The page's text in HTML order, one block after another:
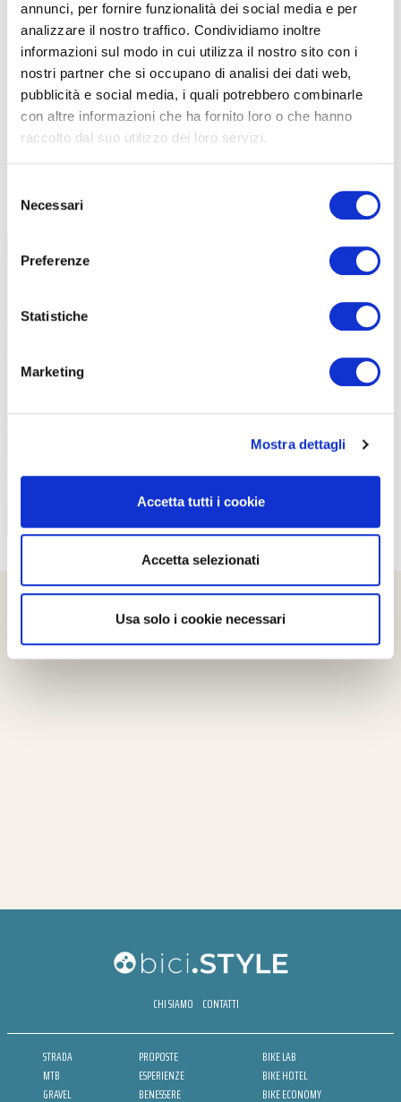
annunci, per fornire funzionalità dei social media e per
analizzare il nostro traffico. Condividiamo inoltre
informazioni sul modo in cui utilizza il nostro sito con i
nostri partner che si occupano di analisi dei dati web,
pubblicità e social media, i quali potrebbero combinarle
con altre informazioni che ha fornito loro o che hanno
raccolto dal suo utilizzo dei loro servizi.
delNecessari
Preferenze
Statistiche
Marketing
Mostra dettagli
Accetta tutti i cookie
Accetta selezionati
Usa solo i cookie necessari
TUTTE LE CATEGORIE DEL MAGAZINE
CHI SIAMO CONTATTI
STRADA
MTB
GRAVEL
PROPOSTE
ESPERIENZE
BENESSERE
BIKE LAB
BIKE HOTEL
BIKE ECONOMY